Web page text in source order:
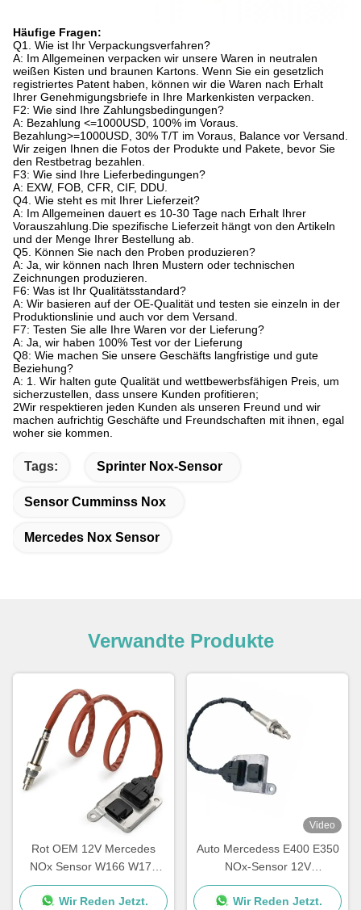
Häufige Fragen:
Q1. Wie ist Ihr Verpackungsverfahren?
A: Im Allgemeinen verpacken wir unsere Waren in neutralen
weißen Kisten und braunen Kartons. Wenn Sie ein gesetzlich
registriertes Patent haben, können wir die Waren nach Erhalt
Ihrer Genehmigungsbriefe in Ihre Markenkisten verpacken.
F2: Wie sind Ihre Zahlungsbedingungen?
A: Bezahlung <=1000USD, 100% im Voraus.
Bezahlung>=1000USD, 30% T/T im Voraus, Balance vor Versand.
Wir zeigen Ihnen die Fotos der Produkte und Pakete, bevor Sie
den Restbetrag bezahlen.
F3: Wie sind Ihre Lieferbedingungen?
A: EXW, FOB, CFR, CIF, DDU.
Q4. Wie steht es mit Ihrer Lieferzeit?
A: Im Allgemeinen dauert es 10-30 Tage nach Erhalt Ihrer
Vorauszahlung.Die spezifische Lieferzeit hängt von den Artikeln
und der Menge Ihrer Bestellung ab.
Q5. Können Sie nach den Proben produzieren?
A: Ja, wir können nach Ihren Mustern oder technischen
Zeichnungen produzieren.
F6: Was ist Ihr Qualitätsstandard?
A: Wir basieren auf der OE-Qualität und testen sie einzeln in der
Produktionslinie und auch vor dem Versand.
F7: Testen Sie alle Ihre Waren vor der Lieferung?
A: Ja, wir haben 100% Test vor der Lieferung
Q8: Wie machen Sie unsere Geschäfts langfristige und gute
Beziehung?
A: 1. Wir halten gute Qualität und wettbewerbsfähigen Preis, um
sicherzustellen, dass unsere Kunden profitieren;
2Wir respektieren jeden Kunden als unseren Freund und wir
machen aufrichtig Geschäfte und Freundschaften mit ihnen, egal
woher sie kommen.
Tags: Sprinter Nox-Sensor
Sensor Cumminss Nox
Mercedes Nox Sensor
Verwandte Produkte
Rot OEM 12V Mercedes
NOx Sensor W166 W172
W205 W221 W212 C300
ML350
Wir Reden Jetzt.
Video
Auto Mercedess E400 E350
NOx-Sensor 12V
5WK96681C A0009053403
Wir Reden Jetzt.